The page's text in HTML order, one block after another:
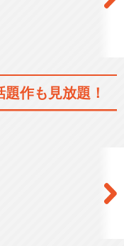
作も見放題！